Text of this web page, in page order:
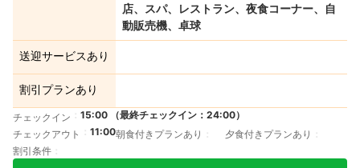
店、スパ、レストラン、夜食コーナー、自
動販売機、卓球
送迎サービスあり
割引プランあり
チェックイン
15:00 （最終チェックイン：24:00）
チェックアウト
11:00朝食付きプランあり
夕食付きプランあり
割引条件